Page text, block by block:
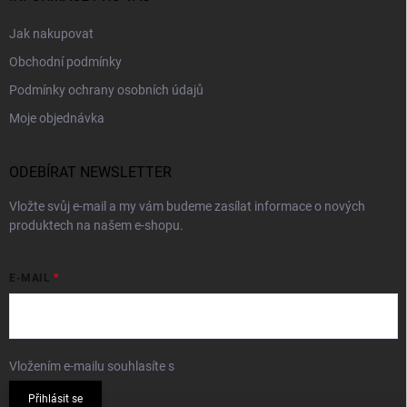
Jak nakupovat
Obchodní podmínky
Podmínky ochrany osobních údajů
Moje objednávka
ODEBÍRAT NEWSLETTER
Vložte svůj e-mail a my vám budeme zasílat informace o nových
produktech na našem e-shopu.
E-MAIL
Vložením e-mailu souhlasíte s
Přihlásit se